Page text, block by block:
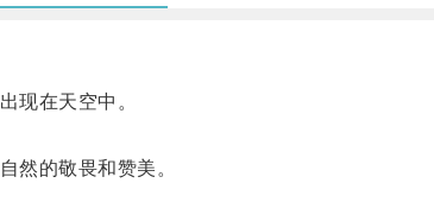
现在天空中。
的敬畏和赞美。